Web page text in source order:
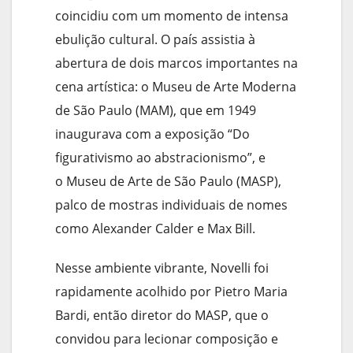
coincidiu com um momento de intensa
ebulição cultural. O país assistia à
abertura de dois marcos importantes na
cena artística: o Museu de Arte Moderna
de São Paulo (MAM), que em 1949
inaugurava com a exposição “Do
figurativismo ao abstracionismo”, e
o Museu de Arte de São Paulo (MASP),
palco de mostras individuais de nomes
como Alexander Calder e Max Bill.
Nesse ambiente vibrante, Novelli foi
rapidamente acolhido por Pietro Maria
Bardi, então diretor do MASP, que o
convidou para lecionar composição e